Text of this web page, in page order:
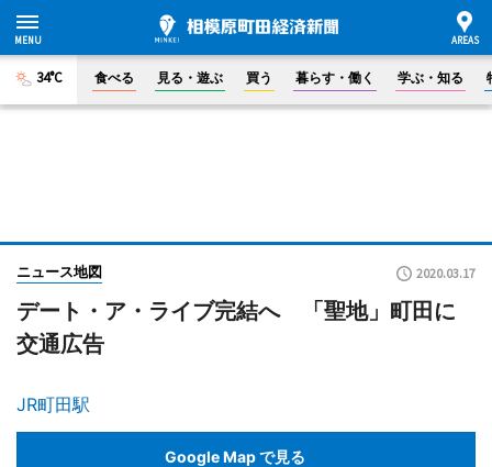
34°C 食べる 見る・遊ぶ 買う 暮らす・働く 学ぶ・知る
ニュース地図 2020.03.17
デート・ア・ライブ完結へ 「聖地」町田に
交通広告
JR町田駅
Google Map で見る